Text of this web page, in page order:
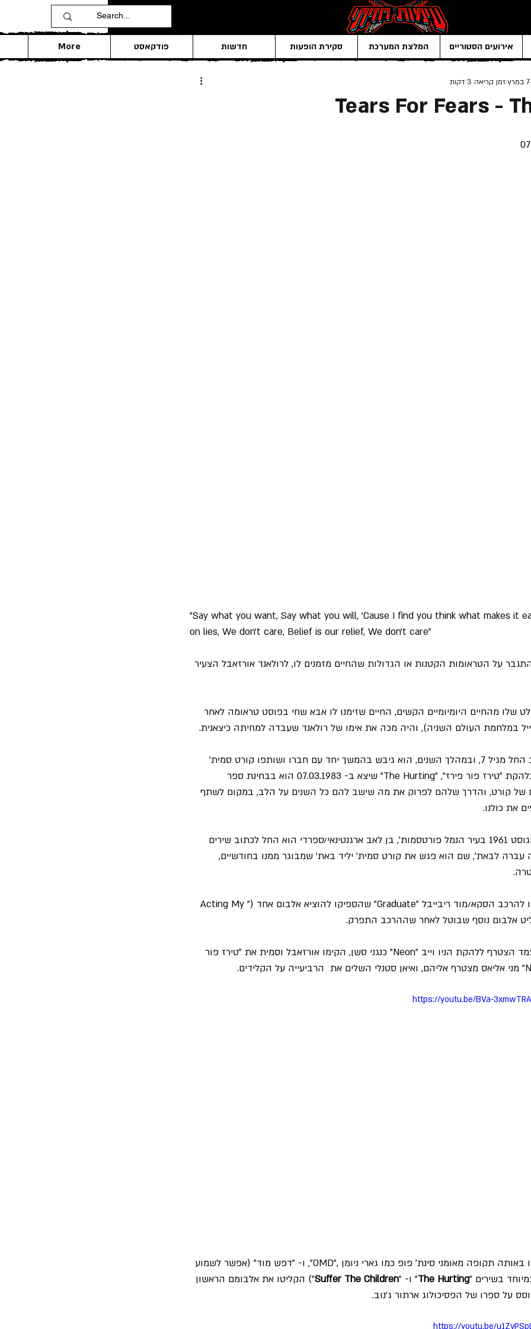
אירועים הסטוריים המלצת המערכת סקירת הופעות חדשות פודקאסט More
Tears For Fears -
7 במרץ זמן קריאה 3 דקות
"Say what you want, Say what you will, 'Cause I find you think what makes it
on lies, We don't care, Belief is our relief, We don't care"
על הטראומות הקטנות או הגדולות שהחיים מזמנים לו, לרולאנד אורזאבל הצעיר
מהחיים היומיומיים הקשים, החיים שזימנו לו אבא שחי בפוסט טראומה לאחר
במלחמת העולם השניה), והיה מכה את אימו של רולאנד שעבדה למחיתה כיצאנית.
את השירים שרולאנד כתב החל מגיל 7, ובמהלך השנים, הוא גיבש בהמשך יחד עם חברו ושותפו קורט סמית'
לאלבום הבכורה שלהם כלהקת "טירז פור פירז", "The Hurting" שיצא ב- 07.03.1983 הוא בבחינת ספר
של קורט, והדרך שלהם לפרוק את מה שישב להם כל השנים על הלב, במקום לשתף
את כולנו.
רולאנד אורזאבל נולד באוגוסט 1961 בעיר הנמל פורטסמות', בן לאב ארגנטינאי/ספרדי הוא החל לכתוב שירים
עברה לבאת', שם הוא פגש את קורט סמית' יליד באת' שמבוגר ממנו בחודשיים,
בתחילת הדרך חברו יחדיו להרכב הסקא/מוד ריבייבל "Graduate" שהספיקו להוציא אלבום אחד ("Acting My
לאחר תקופה קצרה שהצמד הצטרף ללהקת הניו וייב "Neon" כנגני סשן, הקימו אורזאבל וסמית את "טירז פור
https://youtu.be/BVa-
אורזאבל וסמית שהושפעו באותה תקופה מאומני סינת' פופ כמו גארי ניומן ,"OMD", ו- "דפש מוד" (אפשר לשמוע
בשירים "The Hurting" ו- "Suffer The Children") הקליטו את אלבומם הראשון
https://youtu.be/